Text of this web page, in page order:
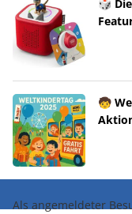
🎲
🧒
Als angemeldeter